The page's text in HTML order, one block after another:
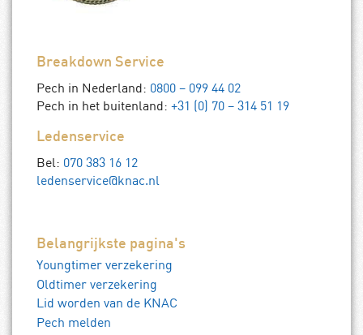
Breakdown Service
Pech in Nederland: 0800 – 099 44 02
Pech in het buitenland: +31 (0) 70 – 314 51 19
Ledenservice
Bel: 070 383 16 12
ledenservice@knac.nl
Belangrijkste pagina's
Youngtimer verzekering
Oldtimer verzekering
Lid worden van de KNAC
Pech melden